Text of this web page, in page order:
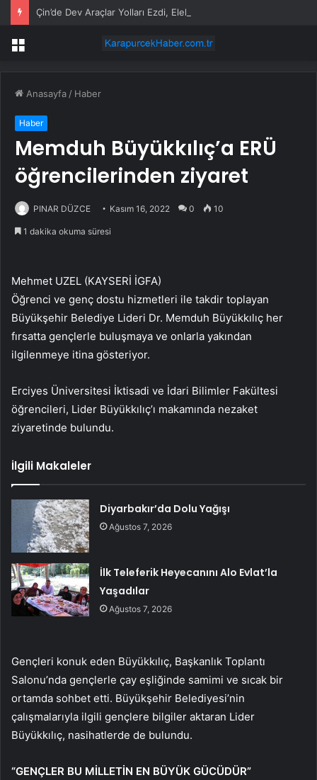
Menü
Anasayfa / Haber
Haber
Memduh Büyükkılıç’a ERÜ
öğrencilerinden ziyaret
PINAR DÜZCE Kasım 16, 2022 0 10
1 dakika okuma süresi
Mehmet UZEL (KAYSERİ İGFA)
Öğrenci ve genç dostu hizmetleri ile takdir toplayan
Büyükşehir Belediye Lideri Dr. Memduh Büyükkılıç her
fırsatta gençlerle buluşmaya ve onlarla yakından
ilgilenmeye itina gösteriyor.
Erciyes Üniversitesi İktisadi ve İdari Bilimler Fakültesi
öğrencileri, Lider Büyükkılıç’ı makamında nezaket
ziyaretinde bulundu.
İlgili Makaleler
Diyarbakır’da Dolu Yağışı
Ağustos 7, 2026
İlk Teleferik Heyecanını Alo Evlat’la
Yaşadılar
Ağustos 7, 2026
Gençleri konuk eden Büyükkılıç, Başkanlık Toplantı
Salonu’nda gençlerle çay eşliğinde samimi ve sıcak bir
ortamda sohbet etti. Büyükşehir Belediyesi’nin
çalışmalarıyla ilgili gençlere bilgiler aktaran Lider
Büyükkılıç, nasihatlerde de bulundu.
“GENÇLER BU MİLLETİN EN BÜYÜK GÜCÜDÜR”